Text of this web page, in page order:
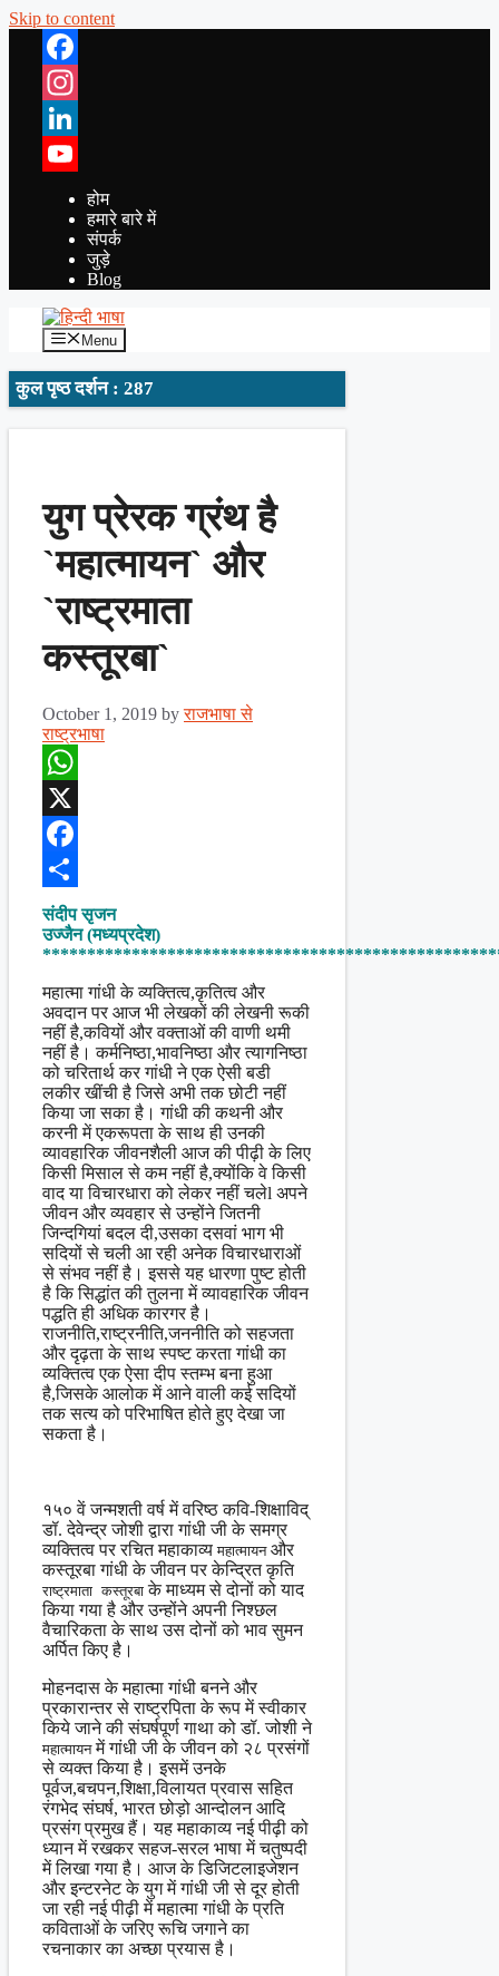
Skip to content
Facebook
Instagram
LinkedIn
YouTube
होम
हमारे बारे में
संपर्क
जुड़े
Blog
Menu
कुल पृष्ठ दर्शन : 287
युग प्रेरक ग्रंथ है
`महात्मायन` और
`राष्ट्रमाता
कस्तूरबा`
October 1, 2019 byराजभाषा से
राष्ट्रभाषा
WhatsApp
X
Facebook
Share
संदीप सृजन
उज्जैन (मध्यप्रदेश)
महात्मा गांधी के व्यक्तित्व,कृतित्व और
अवदान पर आज भी लेखकों की लेखनी रूकी
नहीं है,कवियों और वक्ताओं की वाणी थमी
नहीं है। कर्मनिष्ठा,भावनिष्ठा और त्यागनिष्ठा
को चरितार्थ कर गांधी ने एक ऐसी बडी
लकीर खींची है जिसे अभी तक छोटी नहीं
किया जा सका है। गांधी की कथनी और
करनी में एकरूपता के साथ ही उनकी
व्यावहारिक जीवनशैली आज की पीढ़ी के लिए
किसी मिसाल से कम नहीं है,क्योंकि वे किसी
वाद या विचारधारा को लेकर नहीं चलेl अपने
जीवन और व्यवहार से उन्होंने जितनी
जिन्दगियां बदल दी,उसका दसवां भाग भी
सदियों से चली आ रही अनेक विचारधाराओं
से संभव नहीं है। इससे यह धारणा पुष्ट होती
है कि सिद्धांत की तुलना में व्यावहारिक जीवन
पद्धति ही अधिक कारगर है।
राजनीति,राष्ट्रनीति,जननीति को सहजता
और दृढ़ता के साथ स्पष्ट करता गांधी का
व्यक्तित्व एक ऐसा दीप स्तम्भ बना हुआ
है,जिसके आलोक में आने वाली कई सदियों
तक सत्य को परिभाषित होते हुए देखा जा
सकता है।
१५० वें जन्मशती वर्ष में वरिष्ठ कवि-शिक्षाविद्
डॉ. देवेन्द्र जोशी द्वारा गांधी जी के समग्र
व्यक्तित्व पर रचित महाकाव्यमहात्मायनऔर
कस्तूरबा गांधी के जीवन पर केन्द्रित कृति
राष्ट्रमाता कस्तूरबा के माध्यम से दोनों को याद
किया गया है और उन्होंने अपनी निश्छल
वैचारिकता के साथ उस दोनों को भाव सुमन
अर्पित किए है।
मोहनदास के महात्मा गांधी बनने और
प्रकारान्तर से राष्ट्रपिता के रूप में स्वीकार
किये जाने की संघर्षपूर्ण गाथा को डॉ. जोशी ने
महात्मायनमें गांधी जी के जीवन को २८ प्रसंगों
से व्यक्त किया है। इसमें उनके
पूर्वज,बचपन,शिक्षा,विलायत प्रवास सहित
रंगभेद संघर्ष, भारत छोड़ो आन्दोलन आदि
प्रसंग प्रमुख हैं। यह महाकाव्य नई पीढ़ी को
ध्यान में रखकर सहज-सरल भाषा में चतुष्पदी
में लिखा गया है। आज के डिजिटलाइजेशन
और इन्टरनेट के युग में गांधी जी से दूर होती
जा रही नई पीढ़ी में महात्मा गांधी के प्रति
कविताओं के जरिए रूचि जगाने का
रचनाकार का अच्छा प्रयास है।